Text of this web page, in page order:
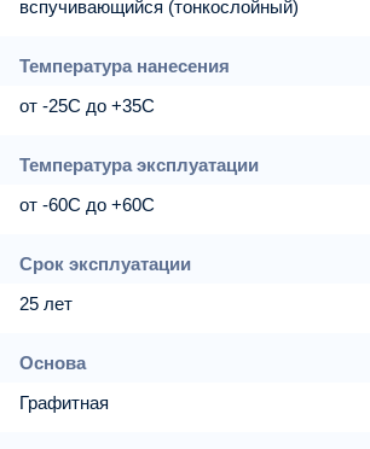
вспучивающийся (тонкослойный)
Температура нанесения
от -25С до +35С
Температура эксплуатации
от -60С до +60С
Срок эксплуатации
25 лет
Основа
Графитная